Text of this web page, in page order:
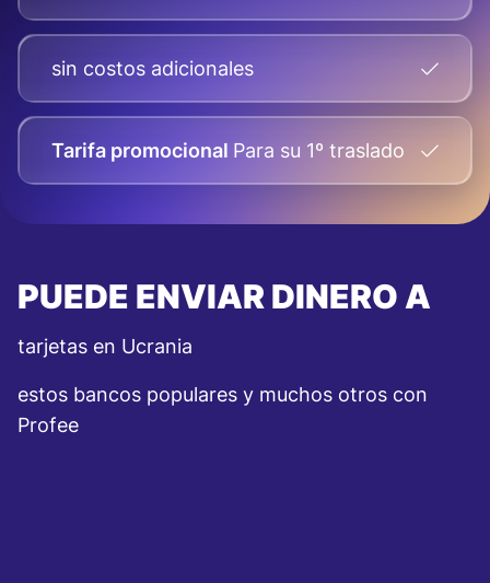
sin costos adicionales
Tarifa promocional Para su 1º traslado
PUEDE ENVIAR DINERO A
tarjetas en Ucrania
estos bancos populares y muchos otros con
Profee